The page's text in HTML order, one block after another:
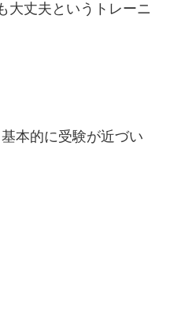
大丈夫というトレーニ
本的に受験が近づい